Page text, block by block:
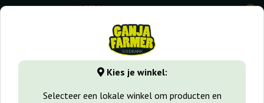
Kies je winkel:
Selecteer een lokale winkel om producten en
0
GanjaFarmer.nl Wiet soorten Skunk Skunk +